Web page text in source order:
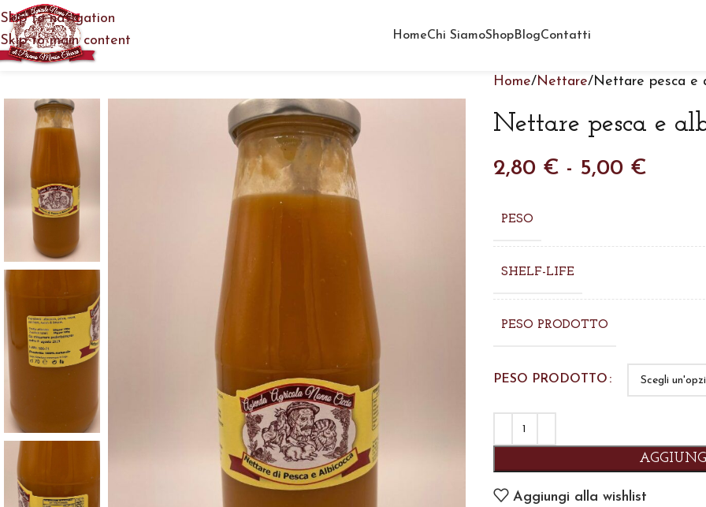
Skip to navigation
Skip to main content
HomeChi SiamoShopBlogContatti
Home Nettare Nettare pesca e
Nettare pesca e
2,80 € - 5,00 €
PESO
SHELF-LIFE
PESO PRODOTTO
PESO PRODOTTO
Aggiungi alla wishlist